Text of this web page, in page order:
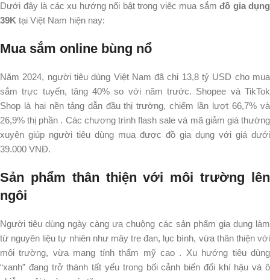
​Dưới đây là các xu hướng nổi bật trong việc mua sắm đồ gia dụng
39K tại Việt Nam hiện nay:​
Mua sắm online bùng nổ
Năm 2024, người tiêu dùng Việt Nam đã chi 13,8 tỷ USD cho mua
sắm trực tuyến, tăng 40% so với năm trước. Shopee và TikTok
Shop là hai nền tảng dẫn đầu thị trường, chiếm lần lượt 66,7% và
26,9% thị phần . Các chương trình flash sale và mã giảm giá thường
xuyên giúp người tiêu dùng mua được đồ gia dụng với giá dưới
39.000 VNĐ.​
Sản phẩm thân thiện với môi trường lên
ngôi
Người tiêu dùng ngày càng ưa chuộng các sản phẩm gia dụng làm
từ nguyên liệu tự nhiên như mây tre đan, lục bình, vừa thân thiện với
môi trường, vừa mang tính thẩm mỹ cao . Xu hướng tiêu dùng
“xanh” đang trở thành tất yếu trong bối cảnh biến đổi khí hậu và ô